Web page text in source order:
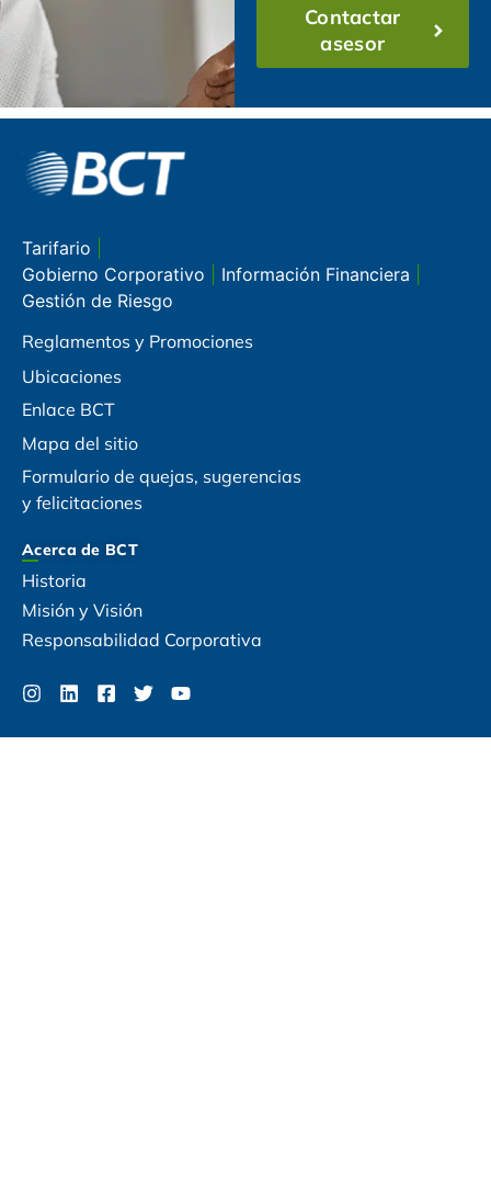
Contactar
asesor
Tarifario
Gobierno Corporativo
Información Financiera
Gestión de Riesgo
Reglamentos y Promociones
Ubicaciones
Enlace BCT
Mapa del sitio
Formulario de quejas, sugerencias
y felicitaciones
Acerca de BCT
Historia
Misión y Visión
Responsabilidad Corporativa